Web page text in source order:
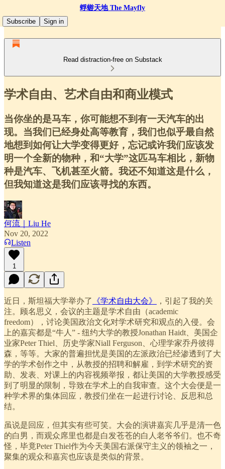
蜉蝣天地 The Mayfly
Subscribe
Sign in
Read distraction-free on Substack
学术自由、艺术自由和商业模式
当你坐的是马车，你可能想不到有一天汽车的出
现。当我们已经身处高等教育，我们也似乎最自然
地想到如何让大学变得更好，忘记或许我们应该发
明一个全新的物种，和“大学”这匹马车相比，新物
种是汽车、飞机甚至火箭。我还不知道这是什么，
但我知道这是我们应该寻找的东西。
何流｜Liu He
Nov 20, 2022
Listen
1
近日，斯坦福大学举办了 《学术自由大会》
，引起了我的关
注。顾名思义，会议的主题是学术自由（academic
freedom），讨论美国政治文化对学术研究和观点的入侵。会
上的嘉宾都是“牛人” - 纽约大学的教授Jonathan Haidt、美国企
业家Peter Thiel、历史学家Niall Ferguson、心理学家乔丹彼得
森，等等。大家的普遍担忧是美国的左派政治已经渗透到了大
学的学术创作之中，从教授的招聘和解雇，到学术研究的资
助、发表、对课上的内容视频举报，都让美国的大学教授感受
到了明显的限制，导致在学术上的自我审查。这个大会便是一
种学术界的集体回应，教授们坐在一起进行讨论、反思和总
结。
虽说是回应，但其实有些可笑。大会的演讲嘉宾几乎是清一色
的白男，而观众席里也都是白发苍苍的白人老爷爷们。也不奇
怪，毕竟Peter Thiel作为今天美国右派保守主义的领袖之一，
聚集的观众和嘉宾也应该是类似的背景。